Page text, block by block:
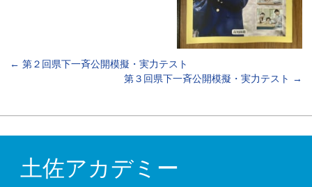
← 第２回県下一斉公開模擬・実力テスト
第３回県下一斉公開模擬・実力テスト →
土佐アカデミー